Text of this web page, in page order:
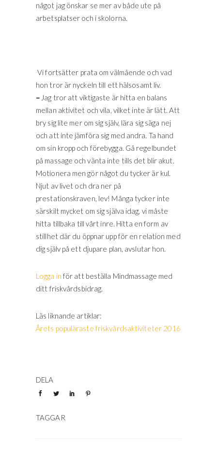
något jag önskar se mer av både ute på
arbetsplatser och i skolorna.
Vi fortsätter prata om välmående och vad
hon tror är nyckeln till ett hälsosamt liv.
– Jag tror att viktigaste är hitta en balans
mellan aktivitet och vila, vilket inte är lätt. Att
bry sig lite mer om sig själv, lära sig säga nej
och att inte jämföra sig med andra. Ta hand
om sin kropp och förebygga. Gå regelbundet
på massage och vänta inte tills det blir akut.
Motionera men gör något du tycker är kul.
Njut av livet och dra ner på
prestationskraven, lev! Många tycker inte
särskilt mycket om sig själva idag, vi måste
hitta tillbaka till vårt inre. Hitta en form av
stillhet där du öppnar upp för en relation med
dig själv på ett djupare plan, avslutar hon.
Logga in för att beställa Mindmassage med
ditt friskvårdsbidrag.
Läs liknande artiklar:
Årets populäraste friskvårdsaktiviteter 2016